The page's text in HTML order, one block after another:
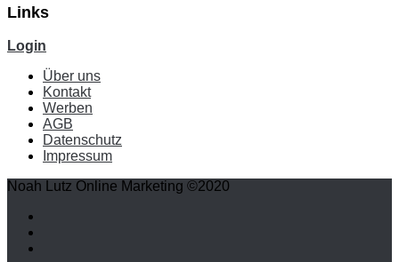
Links
Login
Über uns
Kontakt
Werben
AGB
Datenschutz
Impressum
Noah Lutz Online Marketing ©2020